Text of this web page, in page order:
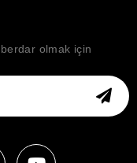
olmak için